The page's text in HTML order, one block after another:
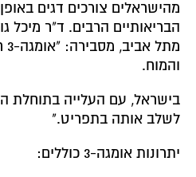
מהישראלים צורכים דגים
הבריאותיים הרבים. ד"ר מיכל
והמוח.
בישראל, עם העלייה בתוחלת
לשלב אותה בתפריט."
יתרונות אומגה-3 כוללים: